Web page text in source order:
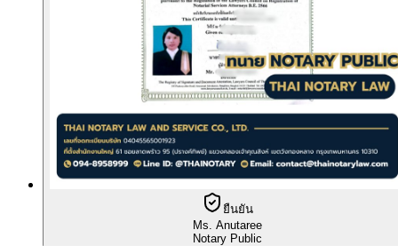
ยืนยัน
Ms. Anutaree
Notary Public